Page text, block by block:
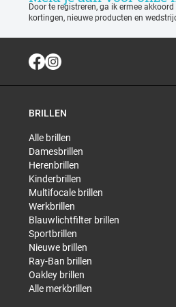
Door te registreren, ga ik ermee
kortingen, nieuwe producten en
BRILLEN
Alle brillen
Damesbrillen
Herenbrillen
Kinderbrillen
Multifocale brillen
Werkbrillen
Blauwlichtfilter brillen
Sportbrillen
Nieuwe brillen
Ray-Ban brillen
Oakley brillen
Alle merkbrillen